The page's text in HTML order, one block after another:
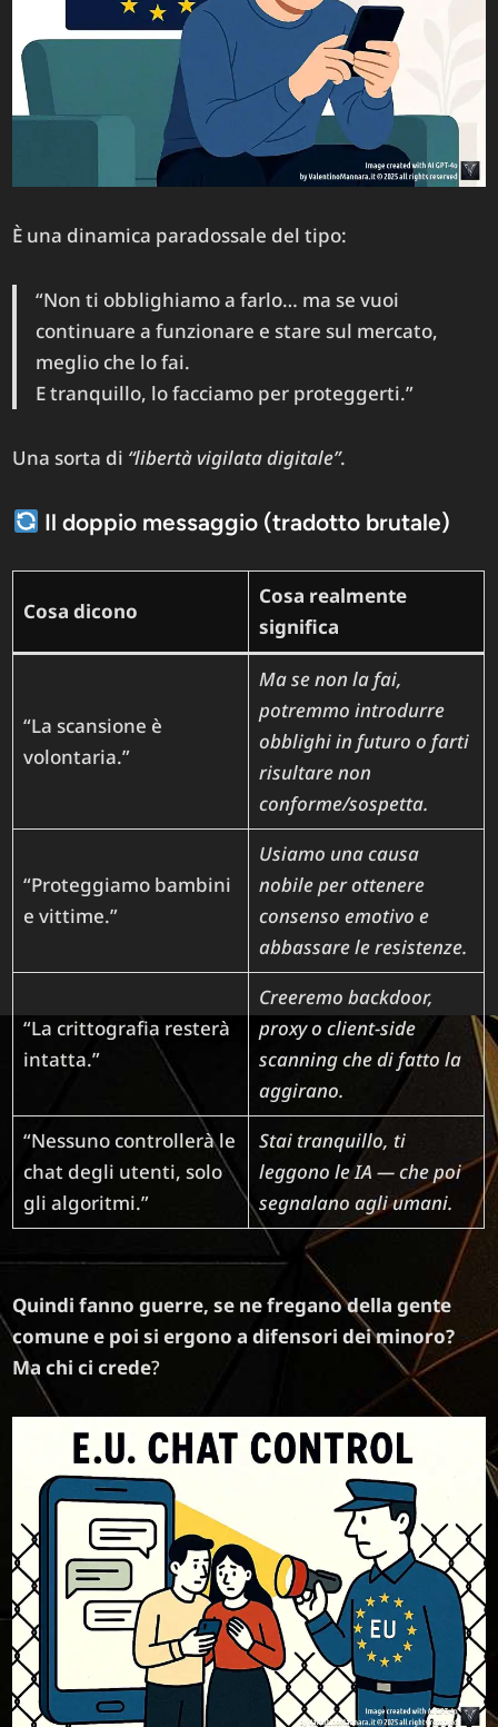
È una dinamica paradossale del tipo:
“Non ti obblighiamo a farlo… ma se vuoi
continuare a funzionare e stare sul mercato,
meglio che lo fai.
E tranquillo, lo facciamo per proteggerti.”
Una sorta di “libertà vigilata digitale”.
Il doppio messaggio (tradotto brutale)
Cosa dicono
Cosa realmente
significa
“La scansione è
volontaria.”
Ma se non la fai,
potremmo introdurre
obblighi in futuro o farti
risultare non
conforme/sospetta.
“Proteggiamo bambini
e vittime.”
Usiamo una causa
nobile per ottenere
consenso emotivo e
abbassare le resistenze.
“La crittografia resterà
intatta.”
Creeremo backdoor,
proxy o client-side
scanning che di fatto la
aggirano.
“Nessuno controllerà le
chat degli utenti, solo
gli algoritmi.”
Stai tranquillo, ti
leggono le IA — che poi
segnalano agli umani.
Quindi fanno guerre, se ne fregano della gente
comune e poi si ergono a difensori dei minoro?
Ma chi ci crede?